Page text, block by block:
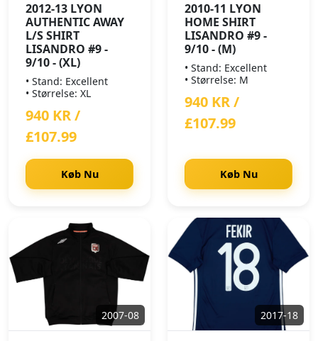
2012-13 LYON
AUTHENTIC AWAY
L/S SHIRT
LISANDRO #9 -
9/10 - (XL)
• Stand: Excellent
• Størrelse: XL
940 KR /
£107.99
Køb Nu
2010-11 LYON
HOME SHIRT
LISANDRO #9 -
9/10 - (M)
• Stand: Excellent
• Størrelse: M
940 KR /
£107.99
Køb Nu
2007-08 2017-18